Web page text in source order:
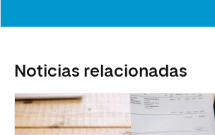
Noticias relacionadas